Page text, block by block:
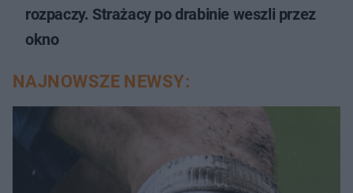
rozpaczy. Strażacy po drabinie weszli przez
okno
NAJNOWSZE NEWSY: